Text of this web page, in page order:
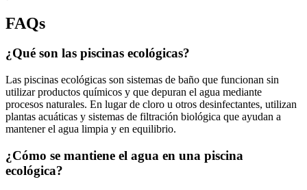
FAQs
¿Qué son las piscinas ecológicas?
Las piscinas ecológicas son sistemas de baño que funcionan sin
utilizar productos químicos y que depuran el agua mediante
procesos naturales. En lugar de cloro u otros desinfectantes, utilizan
plantas acuáticas y sistemas de filtración biológica que ayudan a
mantener el agua limpia y en equilibrio.
¿Cómo se mantiene el agua en una piscina
ecológica?